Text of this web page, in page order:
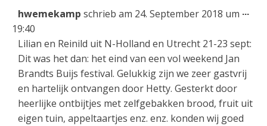
hwemekamp schrieb am 24. September 2018 um
19:40
Lilian en Reinild uit N-Holland en Utrecht 21-23 sept:
Dit was het dan: het eind van een vol weekend Jan
Brandts Buijs festival. Gelukkig zijn we zeer gastvrij
en hartelijk ontvangen door Hetty. Gesterkt door
heerlijke ontbijtjes met zelfgebakken brood, fruit uit
eigen tuin, appeltaartjes enz. enz. konden wij goed
...